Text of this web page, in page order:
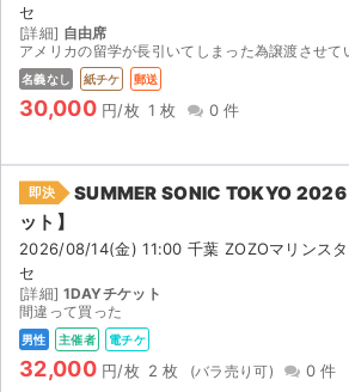
セ
[詳細] 自由席
アメリカの留学が長引いてしまった為譲渡させて
名義なし 紙チケ 郵送
30,000 円/枚 1 枚 0 件
即決
SUMMER SONIC TOKYO
ット】
2026/08/14(金) 11:00 千葉 ZOZOマリンスタ
セ
[詳細] 1DAYチケット
間違って買った
男性 主催者 電チケ
32,000 円/枚 2 枚 0 件